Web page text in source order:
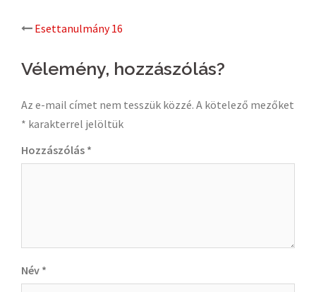
Post
navigation
Esettanulmány 16
Vélemény, hozzászólás?
Az e-mail címet nem tesszük közzé. A kötelező mezőket
* karakterrel jelöltük
Hozzászólás *
Név *